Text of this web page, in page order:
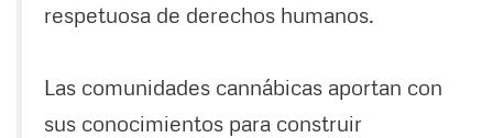
respetuosa de derechos humanos.
Las comunidades cannábicas aportan con
sus conocimientos para construir